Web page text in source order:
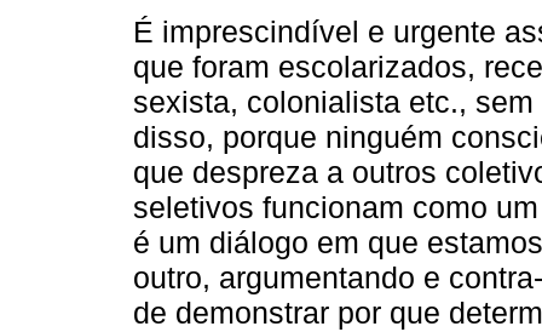
É imprescindível e urgente
que foram escolarizados,
sexista, colonialista etc.,
disso, porque ninguém
que despreza a outros
seletivos funcionam como
é um diálogo em que
outro, argumentando e
de demonstrar por que